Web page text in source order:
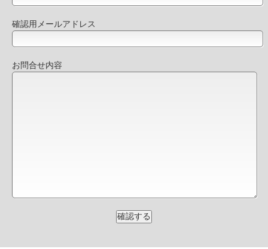
確認用メールアドレス
お問合せ内容